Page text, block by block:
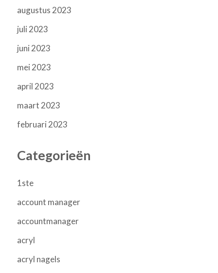
augustus 2023
juli 2023
juni 2023
mei 2023
april 2023
maart 2023
februari 2023
Categorieën
1ste
account manager
accountmanager
acryl
acryl nagels